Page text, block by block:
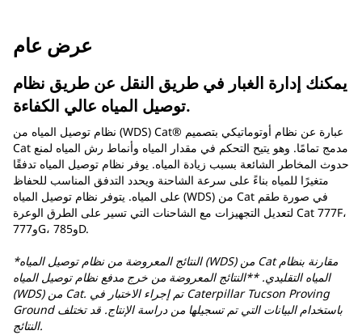
عرض عام
يمكنك إدارة الغبار في طريق النقل عن طريق نظام
توصيل المياه عالي الكفاءة.
نظام توصيل المياه من (WDS) Cat® عبارة عن نظام أوتوماتيكي بتصميم
Cat مدمج تمامًا. وهو يتيح التحكم في مقدار المياه وأنماط رش المياه لمنع
حدوث المخاطر الشائعة بسبب زيادة المياه. يوفر نظام توصيل المياه تدفقًا
متغيرًا للمياه بناءً على سرعة الشاحنة ويحدد التدفق المناسب للحفاظ
على المياه. يتوفر نظام توصيل المياه (WDS) من Cat في صورة طقم
لتعديل التجهيزات مع الشاحنات التي تسير على الطرق الوعرة Cat 777F،
و777G، و785D.
*النتائج المعروضة من نظام توصيل المياه (WDS) من Cat مقارنة بنظام
المياه التقليدي. **النتائج المعروضة من خرج مدفع نظام توصيل المياه
(WDS) من Cat. تم إجراء الاختبار في Caterpillar Tucson Proving
Ground باستخدام البيانات التي تم تسجيلها من دراسة الإنتاج. قد تختلف
النتائج.